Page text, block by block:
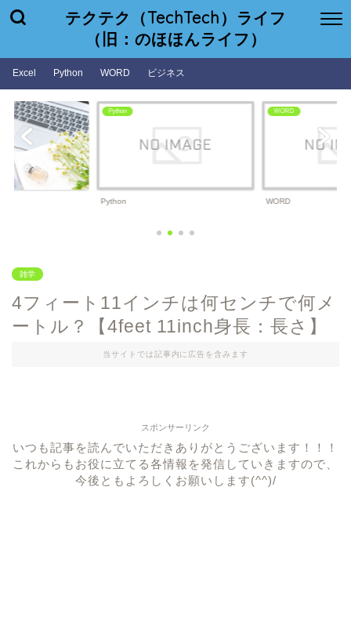
テクテク（TechTech）ライフ
（旧：のほほんライフ）
Excel Python WORD ビジネス
Python
雑学
4フィート11インチは何センチで何メ
ートル？【4feet 11inch身長：長さ】
当サイトでは記事内に広告を含みます
スポンサーリンク
いつも記事を読んでいただきありがとうございます！！！
これからもお役に立てる各情報を発信していきますので、
今後ともよろしくお願いします(^^)/